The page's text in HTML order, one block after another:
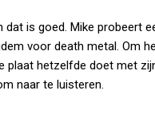
dat is goed. Mike probeert
voor death metal. Om
plaat hetzelfde doet met
naar te luisteren.